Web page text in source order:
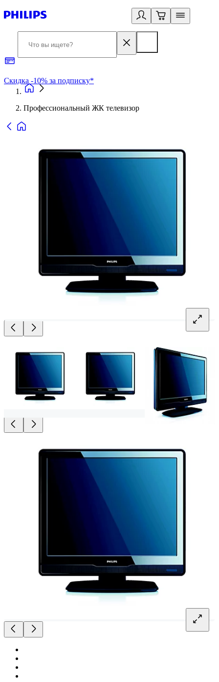
Скидка -10% за подписку*
Профессиональный ЖК телевизор